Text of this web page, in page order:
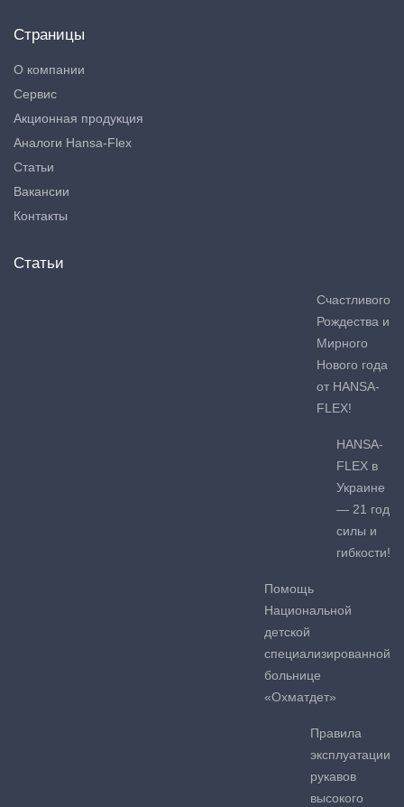
Страницы
О компании
Сервис
Акционная продукция
Аналоги Hansa-Flex
Статьи
Вакансии
Контакты
Статьи
Счастливого
Рождества и
Мирного
Нового года
от HANSA-
FLEX!
HANSA-
FLEX в
Украине
— 21 год
силы и
гибкости!
Помощь
Национальной
детской
специализированной
больнице
«Охматдет»
Правила
эксплуатации
рукавов
высокого